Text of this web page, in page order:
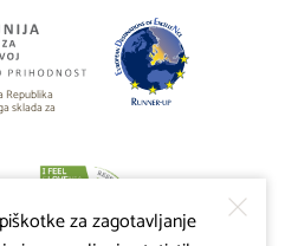
Republika
sklada za
za zagotavljanje